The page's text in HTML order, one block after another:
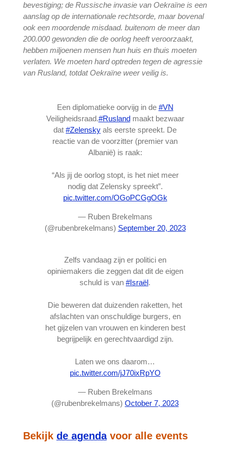
bevestiging; de Russische invasie van Oekraïne is een
aanslag op de internationale rechtsorde, maar bovenal
ook een moordende misdaad. buitenom de meer dan
200.000 gewonden die de oorlog heeft veroorzaakt,
hebben miljoenen mensen hun huis en thuis moeten
verlaten. We moeten hard optreden tegen de agressie
van Rusland, totdat Oekraïne weer veilig is.
Een diplomatieke oorvijg in de #VN
Veiligheidsraad.#Ruslandmaakt bezwaar
dat #Zelensky als eerste spreekt. De
reactie van de voorzitter (premier van
Albanië) is raak:
“Als jij de oorlog stopt, is het niet meer
nodig dat Zelensky spreekt”.
pic.twitter.com/OGoPCGgOGk
— Ruben Brekelmans
(@rubenbrekelmans) September 20, 2023
Zelfs vandaag zijn er politici en
opiniemakers die zeggen dat dit de eigen
schuld is van #Israël.
Die beweren dat duizenden raketten, het
afslachten van onschuldige burgers, en
het gijzelen van vrouwen en kinderen best
begrijpelijk en gerechtvaardigd zijn.
Laten we ons daarom…
pic.twitter.com/jJ70ixRpYO
— Ruben Brekelmans
(@rubenbrekelmans) October 7, 2023
Bekijk de agendavoor alle events